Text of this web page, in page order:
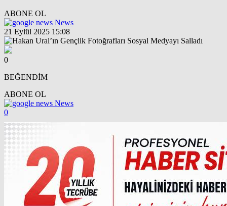
ABONE OL
News
21 Eylül 2025 15:08
0
BEĞENDİM
ABONE OL
News
0